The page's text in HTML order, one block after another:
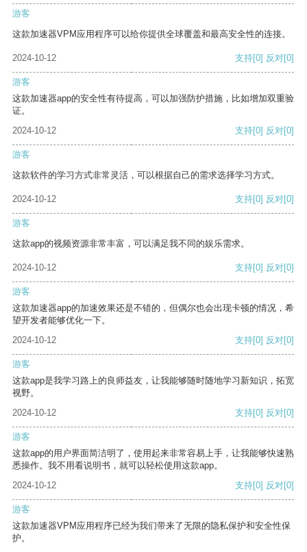
游客
这款加速器VPM应用程序可以给你提供全球覆盖和最高安全性的连接。
2024-10-12 支持[0] 反对[0]
游客
这款加速器app的安全性有待提高，可以加强防护措施，比如增加双重验
证。
2024-10-12
支持[0] 反对[0]
游客
这款软件的学习方式非常灵活，可以根据自己的需求选择学习方式。
2024-10-12 支持[0] 反对[0]
游客
这款app的视频资源非常丰富，可以满足我不同的娱乐需求。
2024-10-12 支持[0] 反对[0]
游客
这款加速器app的加速效果还是不错的，但偶尔也会出现卡顿的情况，希
望开发者能够优化一下。
2024-10-12
支持[0] 反对[0]
游客
这款app是我学习路上的良师益友，让我能够随时随地学习新知识，拓宽
视野。
2024-10-12
支持[0] 反对[0]
游客
这款app的用户界面简洁明了，使用起来非常容易上手，让我能够快速熟
悉操作。我不用看说明书，就可以轻松使用这款app。
2024-10-12
支持[0] 反对[0]
游客
这款加速器VPM应用程序已经为我们带来了无限的隐私保护和安全性保
护。